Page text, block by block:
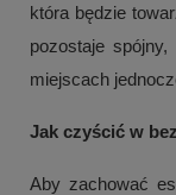
która będzie
pozostaje
miejscach
Jak czyścić w
Aby zachować